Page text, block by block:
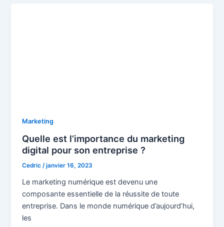
Marketing
Quelle est l’importance du marketing
digital pour son entreprise ?
Cedric/janvier 16, 2023
Le marketing numérique est devenu une
composante essentielle de la réussite de toute
entreprise. Dans le monde numérique d’aujourd’hui,
les